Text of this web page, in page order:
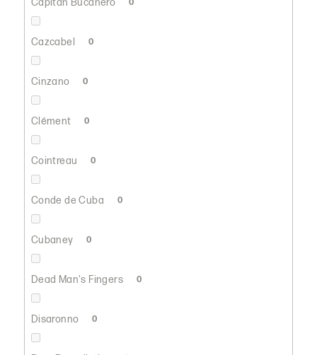
0
Cazcabel 0
Cinzano 0
Clément 0
Cointreau 0
Conde de Cuba 0
Cubaney 0
Dead Man's Fingers 0
Disaronno 0